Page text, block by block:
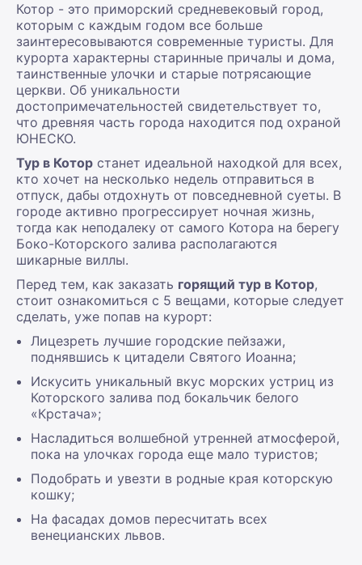
Котор - это приморский средневековый город,
которым с каждым годом все больше
заинтересовываются современные туристы. Для
курорта характерны старинные причалы и дома,
таинственные улочки и старые потрясающие
церкви. Об уникальности
достопримечательностей свидетельствует то,
что древняя часть города находится под охраной
ЮНЕСКО.
Тур в Котор станет идеальной находкой для всех,
кто хочет на несколько недель отправиться в
отпуск, дабы отдохнуть от повседневной суеты. В
городе активно прогрессирует ночная жизнь,
тогда как неподалеку от самого Котора на берегу
Боко-Которского залива располагаются
шикарные виллы.
Перед тем, как заказать горящий тур в Котор,
стоит ознакомиться с 5 вещами, которые следует
сделать, уже попав на курорт:
Лицезреть лучшие городские пейзажи,
поднявшись к цитадели Святого Иоанна;
Искусить уникальный вкус морских устриц из
Которского залива под бокальчик белого
«Крстача»;
Насладиться волшебной утренней атмосферой,
пока на улочках города еще мало туристов;
Подобрать и увезти в родные края которскую
кошку;
На фасадах домов пересчитать всех
венецианских львов.